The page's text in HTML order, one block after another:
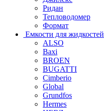
Ридан
Тепловодомер
Формат
Емкости для жидкостей
ALSO
Baxi
BROEN
BUGATTI
Cimberio
Global
Grundfos
Hermes